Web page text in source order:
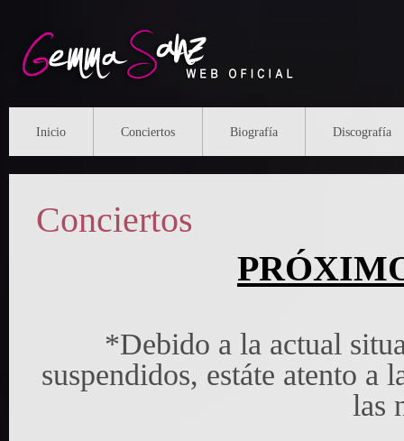
Inicio Conciertos Biografí­a Discografí­a
Conciertos
*Debido a la actual
suspendidos, estáte atento a
las